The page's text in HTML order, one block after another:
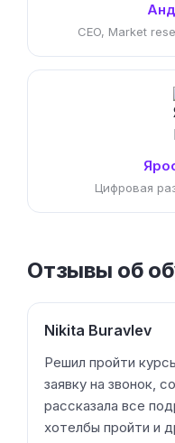
CEO, Market
Цифровая
Отзывы об
Nikita Buravlev
Решил пройти
заявку на звонок,
рассказала все
хотелбы пройти и